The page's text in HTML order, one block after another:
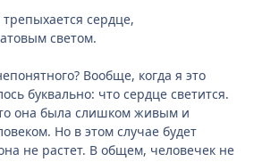
сердце,
светом.
Вообще, когда я это
буквально: что сердце светится.
она была слишком живым и
Но в этом случае будет
не растет. В общем, человечек не